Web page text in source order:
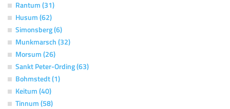
Rantum (31)
Husum (62)
Simonsberg (6)
Munkmarsch (32)
Morsum (26)
Sankt Peter-Ording (63)
Bohmstedt (1)
Keitum (40)
Tinnum (58)